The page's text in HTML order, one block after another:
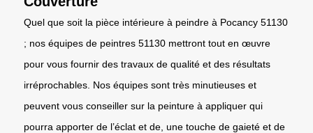
Quel que soit la pièce intérieure à peindre à Pocancy 51130
; nos équipes de peintres 51130 mettront tout en œuvre
pour vous fournir des travaux de qualité et des résultats
irréprochables. Nos équipes sont très minutieuses et
peuvent vous conseiller sur la peinture à appliquer qui
pourra apporter de l’éclat et de, une touche de gaieté et de